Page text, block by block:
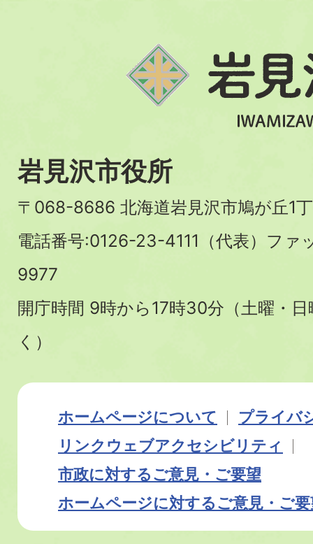
岩見沢市役所
〒068-8686 北海道岩見沢市鳩が丘1
電話番号:0126-23-4111（代表）フ
9977
開庁時間 9時から17時30分（土曜・
く）
ホームページについて
プライバ
リンク ウェブアクセシビリティ
市政に対するご意見・ご要望
ホームページに対するご意見・ご